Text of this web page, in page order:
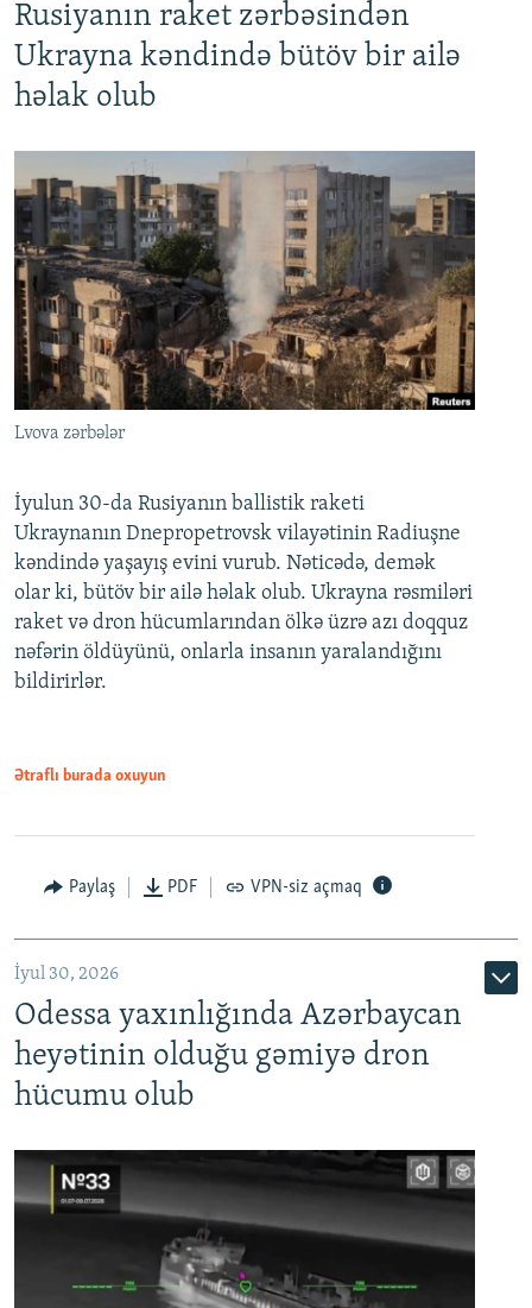
Rusiyanın raket zərbəsindən
Ukrayna kəndində bütöv bir ailə
həlak olub
Lvova zərbələr
İyulun 30-da Rusiyanın ballistik raketi
Ukraynanın Dnepropetrovsk vilayətinin Radiuşne
kəndində yaşayış evini vurub. Nəticədə, demək
olar ki, bütöv bir ailə həlak olub. Ukrayna rəsmiləri
raket və dron hücumlarından ölkə üzrə azı doqquz
nəfərin öldüyünü, onlarla insanın yaralandığını
bildirirlər.
Ətraflı burada oxuyun
Paylaş PDF VPN-siz açmaq
İyul 30, 2026
Odessa yaxınlığında Azərbaycan
heyətinin olduğu gəmiyə dron
hücumu olub